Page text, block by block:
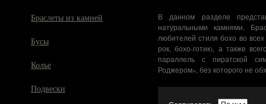
Браслеты из камней
Бусы
Колье
Подвески
В данном разделе
натуральными камнями.
любителей стиля бохо во
рок, бохо-готик), а также
параллель с пиратской
Роджером», без которого не